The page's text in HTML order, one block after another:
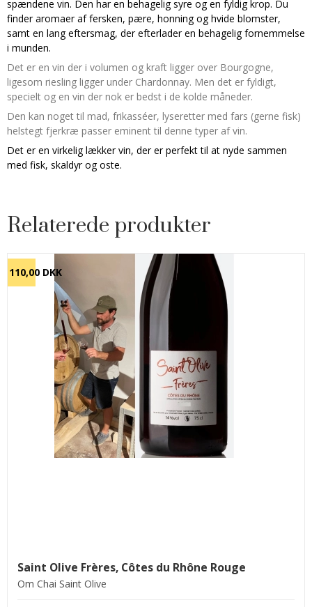
spændene vin. Den har en behagelig syre og en fyldig krop. Du
finder aromaer af fersken, pære, honning og hvide blomster,
samt en lang eftersmag, der efterlader en behagelig fornemmelse
i munden.
Det er en vin der i volumen og kraft ligger over Bourgogne,
ligesom riesling ligger under Chardonnay. Men det er fyldigt,
specielt og en vin der nok er bedst i de kolde måneder.
Den kan noget til mad, frikasséer, lyseretter med fars (gerne fisk)
helstegt fjerkræ passer eminent til denne typer af vin.
Det er en virkelig lækker vin, der er perfekt til at nyde sammen
med fisk, skaldyr og oste.
Relaterede produkter
110,00 DKK
Saint Olive Frères, Côtes du Rhône Rouge
Om Chai Saint Olive